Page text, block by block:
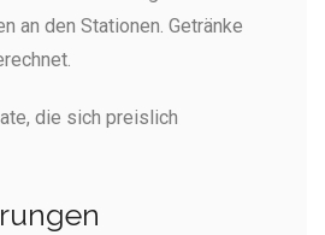
an den Stationen. Getränke
die sich preislich